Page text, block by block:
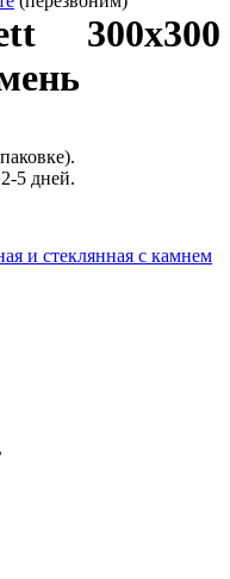
300x300
5 дней.
и стеклянная с камнем